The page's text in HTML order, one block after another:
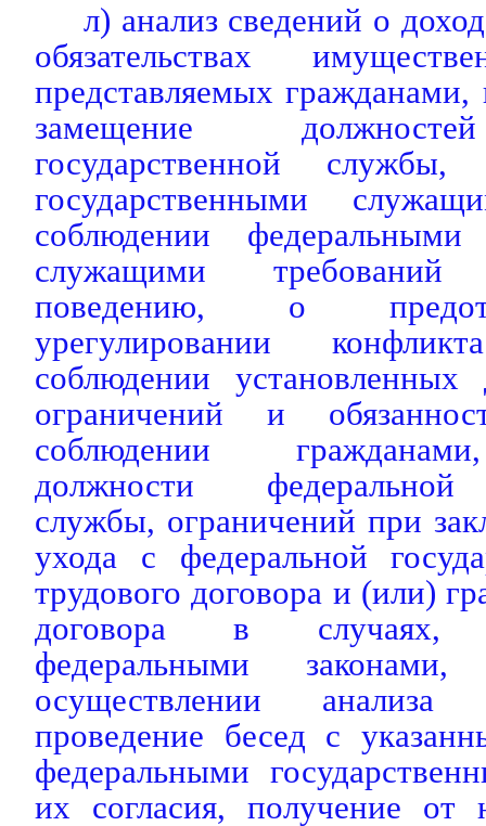
л) анализ сведений о
обязательствах
представляемых
замещение
государственной
государственными
соблюдении федеральными
служащими
поведению, о
урегулировании
соблюдении
ограничений и
соблюдении
должности федеральной
службы, ограничений при
ухода с федеральной
трудового договора и (или)
договора в случаях,
федеральными
осуществлении
проведение бесед с
федеральными
их согласия, получение от